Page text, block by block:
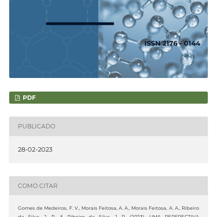
PDF
PUBLICADO
28-02-2023
COMO CITAR
Gomes de Medeiros, F. V., Morais Feitosa, A. A., Morais Feitosa, A. A., Ribeiro